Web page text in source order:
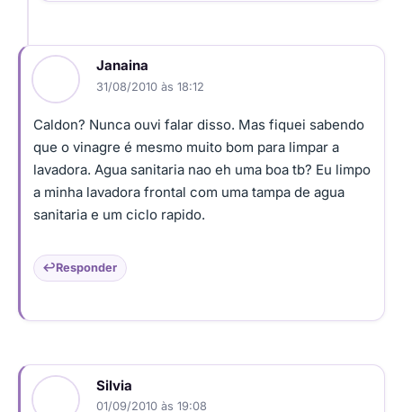
Janaina
31/08/2010 às 18:12
Caldon? Nunca ouvi falar disso. Mas fiquei sabendo
que o vinagre é mesmo muito bom para limpar a
lavadora. Agua sanitaria nao eh uma boa tb? Eu limpo
a minha lavadora frontal com uma tampa de agua
sanitaria e um ciclo rapido.
Responder
Silvia
01/09/2010 às 19:08